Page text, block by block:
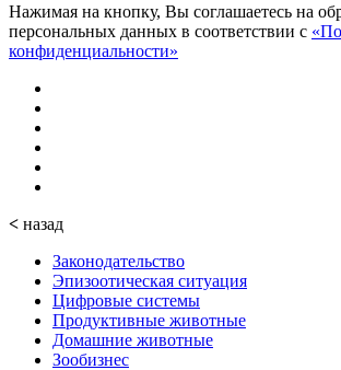
Нажимая на кнопку, Вы соглашаетесь на
персональных данных в соответствии с
конфиденциальности»
< назад
Законодательство
Эпизоотическая ситуация
Цифровые системы
Продуктивные животные
Домашние животные
Зообизнес